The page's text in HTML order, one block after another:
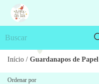
Início / Guardanapos de Papel
Ordenar por